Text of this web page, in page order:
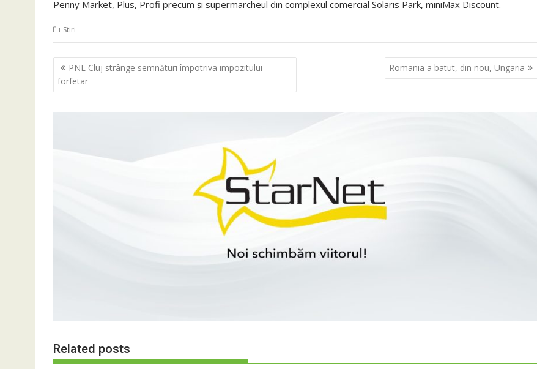
Penny Market, Plus, Profi precum şi supermarcheul din complexul comercial Solaris Park, miniMax Discount.
Stiri
Navigare
în
articole
PNL Cluj strânge semnături împotriva impozitului
forfetar
Romania a batut, din nou, Ungaria
Related posts